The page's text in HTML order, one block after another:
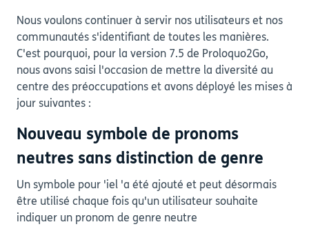
Nous voulons continuer à servir nos utilisateurs et nos
communautés s'identifiant de toutes les manières.
C'est pourquoi, pour la version 7.5 de Proloquo2Go,
nous avons saisi l'occasion de mettre la diversité au
centre des préoccupations et avons déployé les mises à
jour suivantes :
Nouveau symbole de pronoms
neutres sans distinction de genre
Un symbole pour 'iel 'a été ajouté et peut désormais
être utilisé chaque fois qu'un utilisateur souhaite
indiquer un pronom de genre neutre